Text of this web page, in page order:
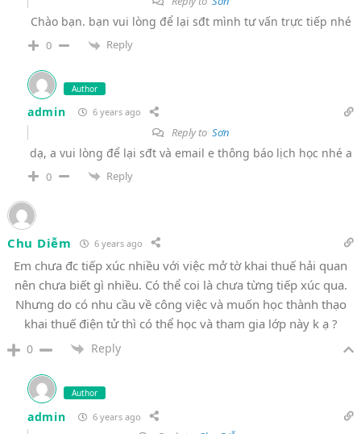
Chào bạn. bạn vui lòng để lại sđt mình tư vấn trực tiếp nhé
0 Reply
Author
admin 6 years ago
Reply to Sơn
dạ, a vui lòng để lại sđt và email e thông báo lịch học nhé a
0 Reply
Chu Diễm 6 years ago
Em chưa đc tiếp xúc nhiều với việc mở tờ khai thuế hải quan
nên chưa biết gì nhiều. Có thể coi là chưa từng tiếp xúc qua.
Nhưng do có nhu cầu về công việc và muốn học thành thạo
khai thuế điện tử thì có thể học và tham gia lớp này k ạ ?
0 Reply
Author
admin 6 years ago